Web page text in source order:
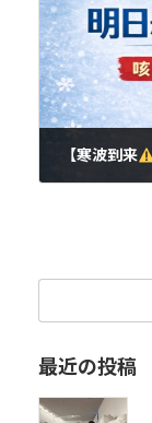
【寒波到来
最近の投稿